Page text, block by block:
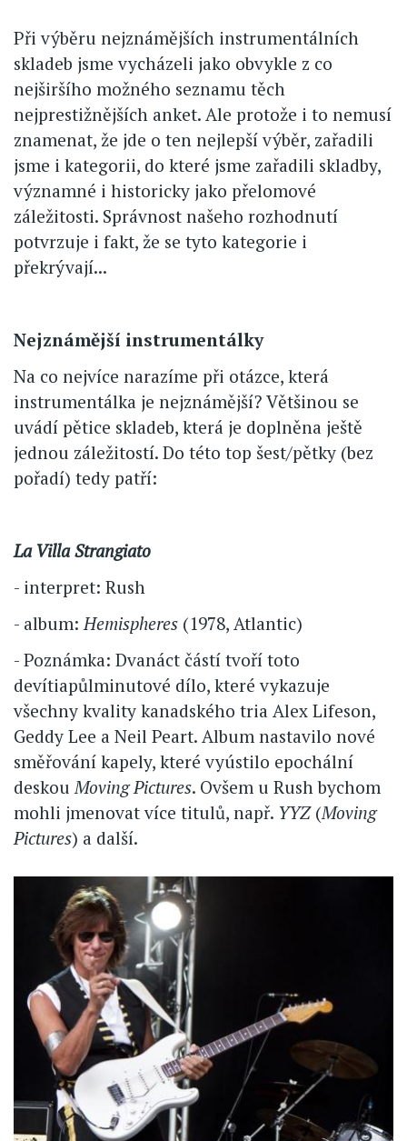
Při výběru nejznámějších instrumentálních
skladeb jsme vycházeli jako obvykle z co
nejširšího možného seznamu těch
nejprestižnějších anket. Ale protože i to nemusí
znamenat, že jde o ten nejlepší výběr, zařadili
jsme i kategorii, do které jsme zařadili skladby,
významné i historicky jako přelomové
záležitosti. Správnost našeho rozhodnutí
potvrzuje i fakt, že se tyto kategorie i
překrývají...
Nejznámější instrumentálky
Na co nejvíce narazíme při otázce, která
instrumentálka je nejznámější? Většinou se
uvádí pětice skladeb, která je doplněna ještě
jednou záležitostí. Do této top šest/pětky (bez
pořadí) tedy patří:
La Villa Strangiato
- interpret: Rush
- album: Hemispheres (1978, Atlantic)
- Poznámka: Dvanáct částí tvoří toto
devítiapůlminutové dílo, které vykazuje
všechny kvality kanadského tria Alex Lifeson,
Geddy Lee a Neil Peart. Album nastavilo nové
směřování kapely, které vyústilo epochální
deskou Moving Pictures. Ovšem u Rush bychom
mohli jmenovat více titulů, např. YYZ(Moving
Pictures) a další.